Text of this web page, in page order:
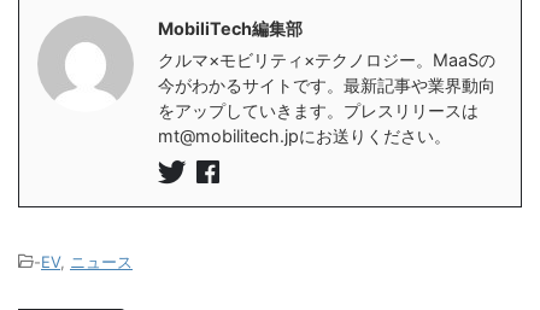
MobiliTech編集部
クルマ×モビリティ×テクノロジー。MaaSの
今がわかるサイトです。最新記事や業界動向
をアップしていきます。プレスリリースは
mt@mobilitech.jpにお送りください。
-EV, ニュース